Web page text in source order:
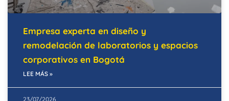
Empresa experta en diseño y
remodelación de laboratorios y espacios
corporativos en Bogotá
LEE MÁS »
23/07/2026